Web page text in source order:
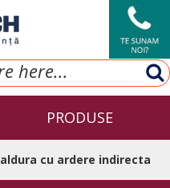
PRODUSE
cu ardere indirecta